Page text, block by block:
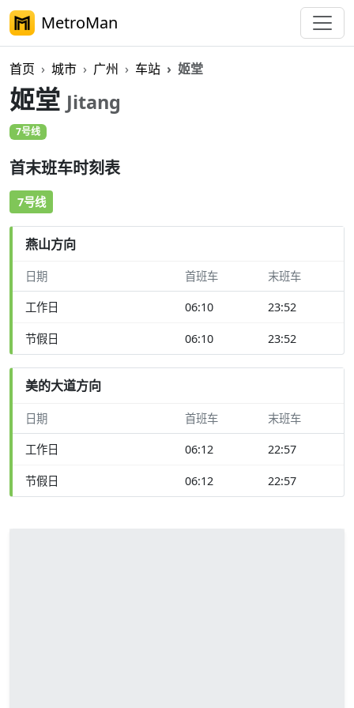
MetroMan
首页 城市 广州 车站 姬堂
姬堂 Jitang
7号线
首末班车时刻表
7号线
燕山方向
日期 首班车 末班车
工作日 06:10 23:52
节假日 06:10 23:52
美的大道方向
日期 首班车 末班车
工作日 06:12 22:57
节假日 06:12 22:57